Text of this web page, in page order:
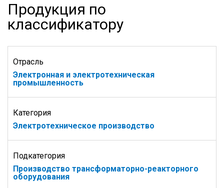
Продукция по
классификатору
Отрасль
Электронная и электротехническая
промышленность
Категория
Электротехническое производство
Подкатегория
Производство трансформаторно-реакторного
оборудования